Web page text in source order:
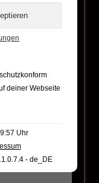
deiner Webseite
Uhr
- de_DE